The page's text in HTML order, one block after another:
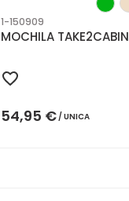
1-150909
MOCHILA TAKE2CABIN
54,95 € UNICA